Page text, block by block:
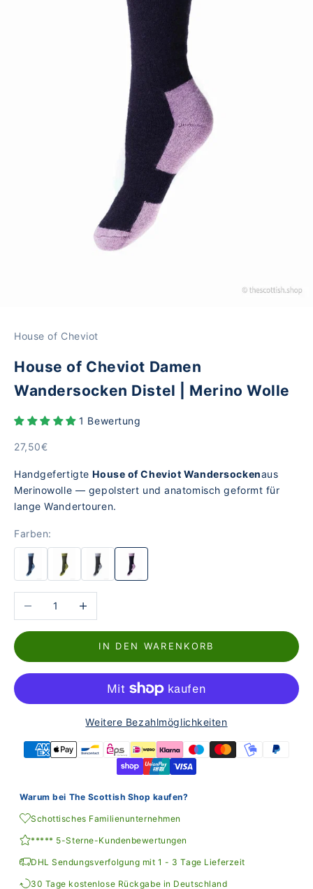
House of Cheviot
House of Cheviot Damen
Wandersocken Distel | Merino Wolle
1 Bewertung
Angebot
27,50€
HandgefertigteHouse of Cheviot Wandersockenaus
Merinowolle — gepolstert und anatomisch geformt für
lange Wandertouren.
Farben:
Anzahl verringernAnzahl erhöhen
IN DEN WARENKORB
Weitere Bezahlmöglichkeiten
Warum bei The Scottish Shop kaufen?
Schottisches Familienunternehmen
***** 5-Sterne-Kundenbewertungen
DHL Sendungsverfolgung mit 1 - 3 Tage Lieferzeit
30 Tage kostenlose Rückgabe in Deutschland